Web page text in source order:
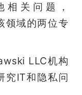
关问题，
领域的两位专
LLC机构
究IT和隐私问